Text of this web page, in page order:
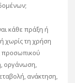
κάθε πράξη ή
χωρίς τη χρήση
προσωπικού
οργάνωση,
ανάκτηση,